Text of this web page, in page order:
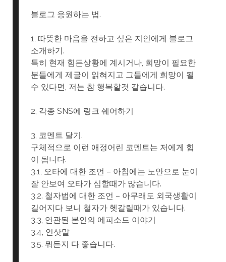
블로그 응원하는 법.
1, 따뜻한 마음을 전하고 싶은 지인에게 블로그
소개하기.
특히 현재 힘든상황에 계시거나, 희망이 필요한
분들에게 제글이 읽혀지고 그들에게 희망이 될
수 있다면, 저는 참 행복할것 같습니다.
2, 각종 SNS에 링크 쉐어하기
3, 코멘트 달기.
구체적으로 이런 애정어린 코멘트는 저에게 힘
이 됩니다.
3.1, 오타에 대한 조언 – 아침에는 노안으로 눈이
잘 안보여 오타가 심할때가 많습니다.
3,2. 철자법에 대한 조언 – 아무래도 외국생활이
길어지다 보니 철자가 헷갈릴때가 있습니다.
3.3, 연관된 본인의 에피소드 이야기
3.4, 인삿말
3.5. 뭐든지 다 좋습니다.